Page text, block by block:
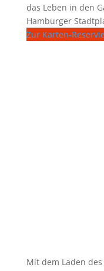
das Leben in den
Hamburger
Zur Karten-
Mit dem Laden